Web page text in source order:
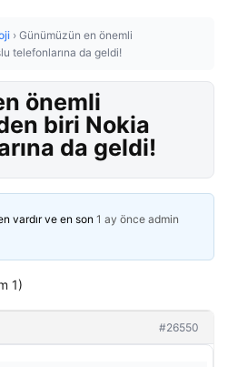
› Günümüzün en önemli
telefonlarına da geldi!
önemli
biri Nokia
da geldi!
vardır ve en son 1 ay önce admin
1)
#26550